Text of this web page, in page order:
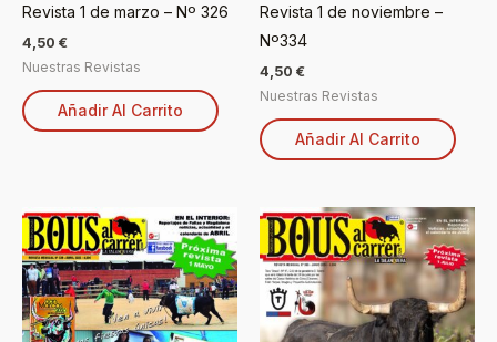
Revista 1 de marzo – Nº 326
4,50 €
Nuestras Revistas
Añadir Al Carrito
Revista 1 de noviembre –
Nº334
4,50 €
Nuestras Revistas
Añadir Al Carrito